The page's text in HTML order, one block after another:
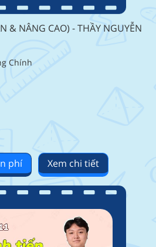
& NÂNG CAO) - THẦY NGUYỄN
Chính
phí Xem chi tiết